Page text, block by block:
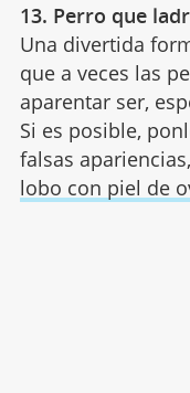
13. Perro que
Una divertida
que a veces las
aparentar ser,
Si es posible,
falsas
lobo con piel de